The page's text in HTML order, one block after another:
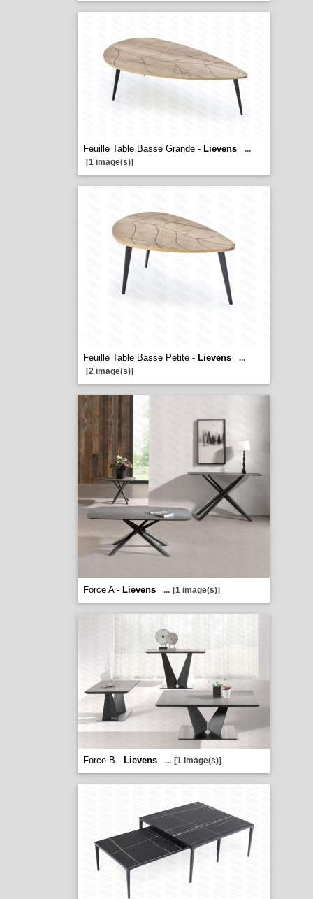
Feuille Table Basse Grande - Lievens
...
[1 image(s)]
Feuille Table Basse Petite - Lievens
...
[2 image(s)]
Force A - Lievens ... [1 image(s)]
Force B - Lievens ... [1 image(s)]